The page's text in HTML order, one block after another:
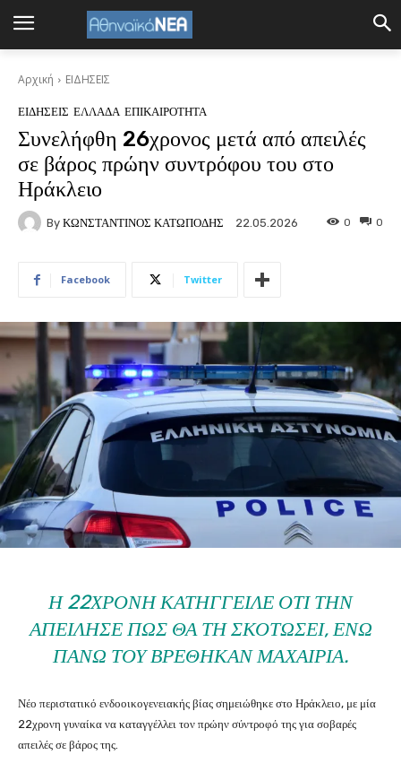
Αρχική ΕΙΔΗΣΕΙΣ
ΕΙΔΗΣΕΙΣ ΕΛΛΑΔΑ ΕΠΙΚΑΙΡΟΤΗΤΑ
Συνελήφθη 26χρονος μετά από απειλές
σε βάρος πρώην συντρόφου του στο
Ηράκλειο
By ΚΩΝΣΤΑΝΤΙΝΟΣ ΚΑΤΩΠΟΔΗΣ 22.05.2026 0
0
Facebook Twitter
Η 22ΧΡΟΝΗ ΚΑΤΉΓΓΕΙΛΕ ΌΤΙ ΤΗΝ
ΑΠΕΊΛΗΣΕ ΠΩΣ ΘΑ ΤΗ ΣΚΟΤΏΣΕΙ, ΕΝΏ
ΠΆΝΩ ΤΟΥ ΒΡΈΘΗΚΑΝ ΜΑΧΑΊΡΙΑ.
Νέο περιστατικό ενδοοικογενειακής βίας σημειώθηκε στο Ηράκλειο, με μία
22χρονη γυναίκα να καταγγέλλει τον πρώην σύντροφό της για σοβαρές
απειλές σε βάρος της.